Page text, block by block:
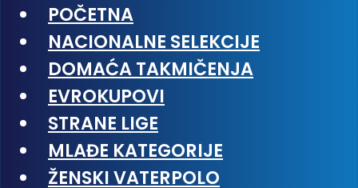
POČETNA
NACIONALNE SELEKCIJE
DOMAĆA TAKMIČENJA
EVROKUPOVI
STRANE LIGE
MLAĐE KATEGORIJE
ŽENSKI VATERPOLO